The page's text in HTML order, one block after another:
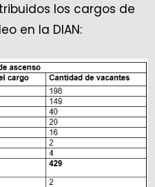
los cargos de
en la DIAN: